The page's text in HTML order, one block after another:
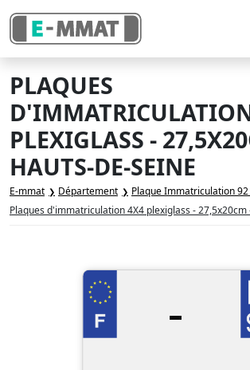
PLAQUES
PLEXIGLASS -
HAUTS-DE-SEINE
E-mmat Département
Plaque Immatriculation
Plaques d'immatriculation 4X4 plexiglass - 27,5x20cm
-